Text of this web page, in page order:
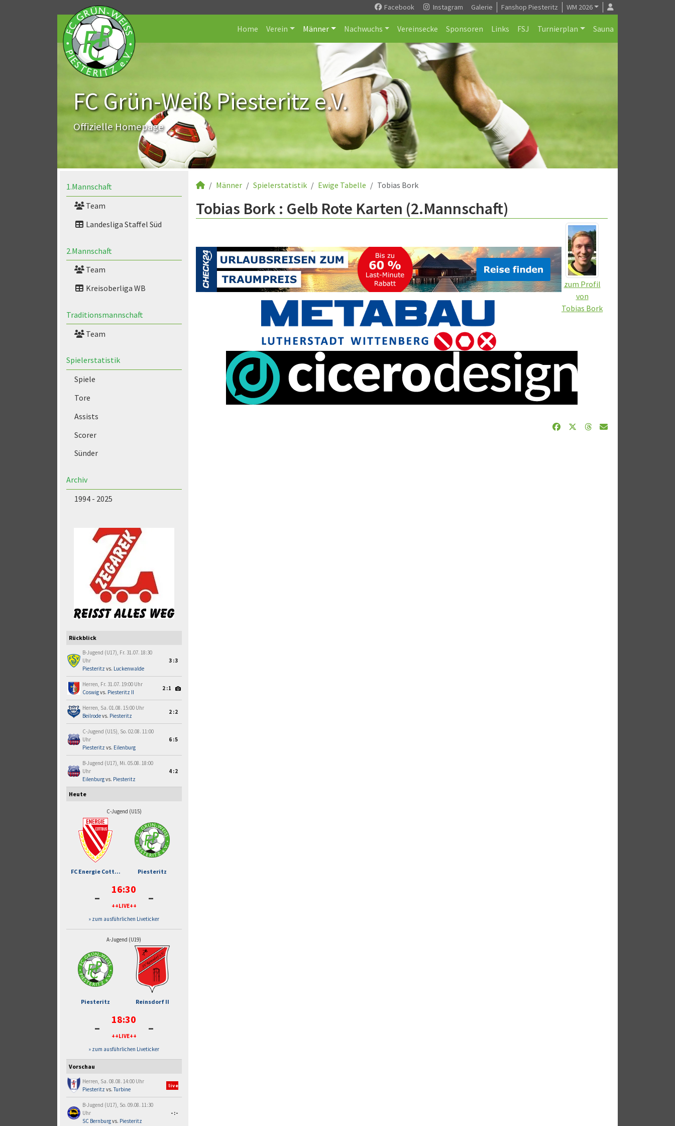
Facebook Instagram Galerie Fanshop Piesteritz WM 2026
Home Verein Männer Nachwuchs Vereinsecke Sponsoren Links FSJ Turnierplan Sauna
FC Grün-Weiß Piesteritz e.V.
Offizielle Homepage
1.Mannschaft
Team
Landesliga Staffel Süd
2.Mannschaft
Team
Kreisoberliga WB
Traditionsmannschaft
Team
Spielerstatistik
Spiele
Tore
Assists
Scorer
Sünder
Archiv
1994 - 2025
Rückblick
B-Jugend (U17), Fr. 31.07. 18:30
Uhr
Piesteritz vs. Luckenwalde
3:3
Herren, Fr. 31.07. 19:00 Uhr
Coswigvs. Piesteritz II
2:1
Herren, Sa. 01.08. 15:00 Uhr
Beilrodevs. Piesteritz
2:2
C-Jugend (U15), So. 02.08. 11:00
Uhr
Piesteritz vs. Eilenburg
6:5
B-Jugend (U17), Mi. 05.08. 18:00
Uhr
Eilenburgvs. Piesteritz
4:2
Heute
C-Jugend (U15)
FC Energie Cott... Piesteritz
- 16:30
++LIVE++ -
» zum ausführlichen Liveticker
A-Jugend (U19)
Piesteritz Reinsdorf II
- 18:30
++LIVE++ -
» zum ausführlichen Liveticker
Vorschau
Herren, Sa. 08.08. 14:00 Uhr
Piesteritz vs.Turbine
live
B-Jugend (U17), So. 09.08. 11:30
Uhr
SC Bernburgvs. Piesteritz
-:-
Männer Spielerstatistik Ewige Tabelle Tobias Bork
Tobias Bork : Gelb Rote Karten (2.Mannschaft)
zum Profil
von
Tobias Bork